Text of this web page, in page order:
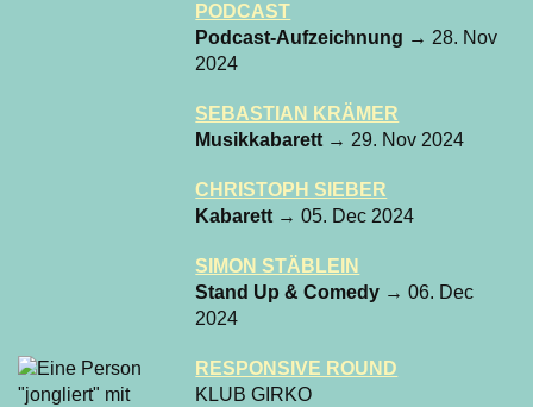
PODCAST
Podcast-Aufzeichnung → 28. Nov
2024
SEBASTIAN KRÄMER
Musikkabarett → 29. Nov 2024
CHRISTOPH SIEBER
Kabarett → 05. Dec 2024
SIMON STÄBLEIN
Stand Up & Comedy → 06. Dec
2024
RESPONSIVE ROUND
KLUB GIRKO